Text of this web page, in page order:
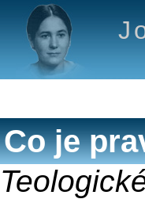
Co je